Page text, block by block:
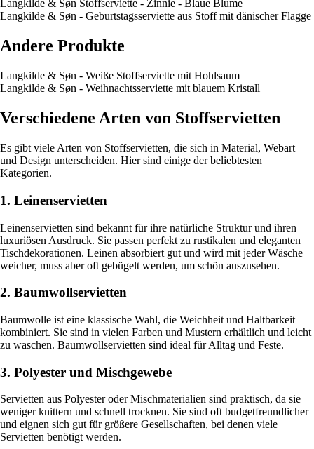
Langkilde & Søn Stoffserviette - Zinnie - Blaue Blume
Langkilde & Søn - Geburtstagsserviette aus Stoff mit dänischer Flagge
Andere Produkte
Langkilde & Søn - Weiße Stoffserviette mit Hohlsaum
Langkilde & Søn - Weihnachtsserviette mit blauem Kristall
Verschiedene Arten von Stoffservietten
Es gibt viele Arten von Stoffservietten, die sich in Material, Webart
und Design unterscheiden. Hier sind einige der beliebtesten
Kategorien.
1. Leinenservietten
Leinenservietten sind bekannt für ihre natürliche Struktur und ihren
luxuriösen Ausdruck. Sie passen perfekt zu rustikalen und eleganten
Tischdekorationen. Leinen absorbiert gut und wird mit jeder Wäsche
weicher, muss aber oft gebügelt werden, um schön auszusehen.
2. Baumwollservietten
Baumwolle ist eine klassische Wahl, die Weichheit und Haltbarkeit
kombiniert. Sie sind in vielen Farben und Mustern erhältlich und leicht
zu waschen. Baumwollservietten sind ideal für Alltag und Feste.
3. Polyester und Mischgewebe
Servietten aus Polyester oder Mischmaterialien sind praktisch, da sie
weniger knittern und schnell trocknen. Sie sind oft budgetfreundlicher
und eignen sich gut für größere Gesellschaften, bei denen viele
Servietten benötigt werden.